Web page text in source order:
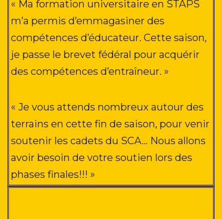
« Ma formation universitaire en STAPS
m’a permis d’emmagasiner des
compétences d’éducateur. Cette saison,
je passe le brevet fédéral pour acquérir
des compétences d’entraîneur. »
« Je vous attends nombreux autour des
terrains en cette fin de saison, pour venir
soutenir les cadets du SCA… Nous allons
avoir besoin de votre soutien lors des
phases finales!!! »